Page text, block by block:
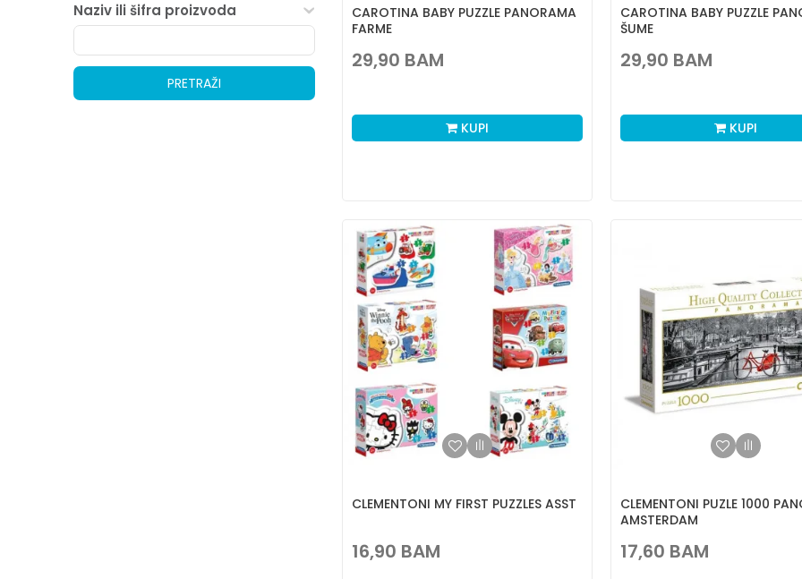
Naziv ili šifra proizvoda
PRETRAŽI
CAROTINA BABY PUZZLE PANORAMA
FARME
29,90 BAM
KUPI
CAROTINA BABY PUZZLE
ŠUME
29,90 BAM
KUPI
CLEMENTONI MY FIRST PUZZLES ASST
16,90 BAM
CLEMENTONI PUZLE 1000
AMSTERDAM
17,60 BAM